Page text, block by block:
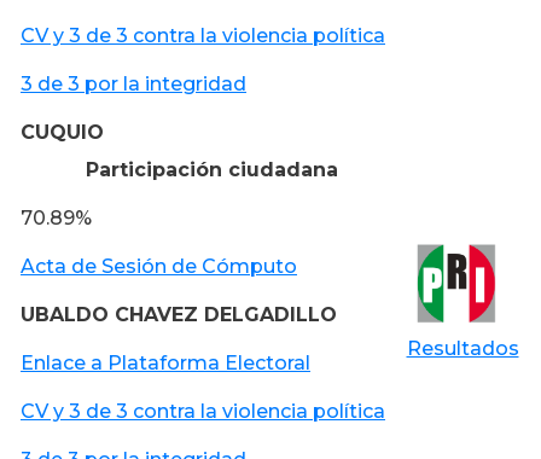
CV y 3 de 3 contra la violencia política
3 de 3 por la integridad
CUQUIO
Participación ciudadana
70.89%
Acta de Sesión de Cómputo
UBALDO CHAVEZ DELGADILLO
Enlace a Plataforma Electoral
CV y 3 de 3 contra la violencia política
Resultados